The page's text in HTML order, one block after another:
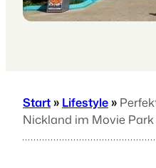
Start» Lifestyle»
Nickland im Movie